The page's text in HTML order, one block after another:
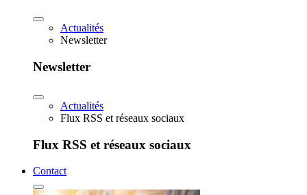
Actualités
Newsletter
Newsletter
Actualités
Flux RSS et réseaux sociaux
Flux RSS et réseaux sociaux
Contact